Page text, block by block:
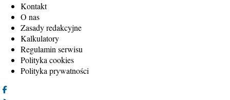
Kontakt
O nas
Zasady redakcyjne
Kalkulatory
Regulamin serwisu
Polityka cookies
Polityka prywatności